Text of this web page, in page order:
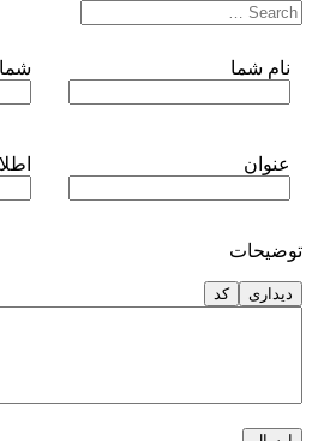
نام شما
عنوان
توضیحات
دیداری کد